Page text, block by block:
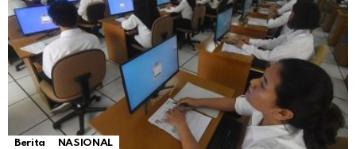
Berita NASIONAL